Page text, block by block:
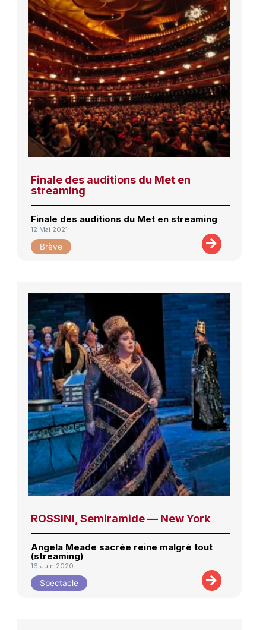
Finale des auditions du Met en
streaming
Finale des auditions du Met en streaming
12 Mai 2021
Brève
ROSSINI, Semiramide — New York
Angela Meade sacrée reine malgré tout
(streaming)
16 Juin 2020
Spectacle